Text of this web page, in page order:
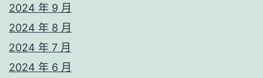
2024 年 9 月
2024 年 8 月
2024 年 7 月
2024 年 6 月